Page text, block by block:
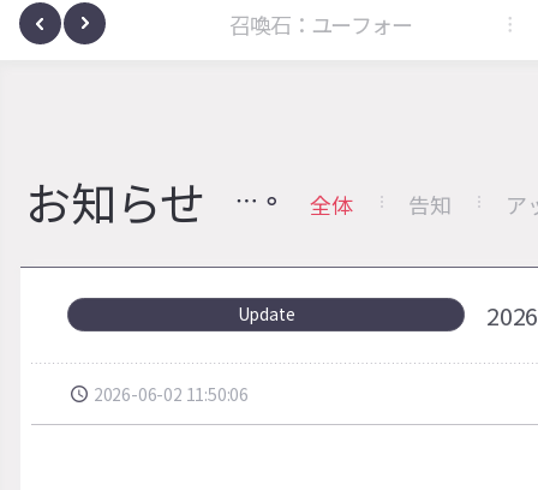
サノヴァ 召喚石：ユーフォー
お知らせ 全体 告知 ア
Update
2026-06-02 11:50:06